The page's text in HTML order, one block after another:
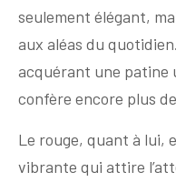
seulement élégant,
aux aléas du
acquérant une patine
confère encore plus
Le rouge, quant à lui,
vibrante qui attire